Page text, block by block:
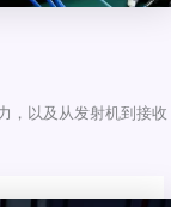
，以及从发射机到接收